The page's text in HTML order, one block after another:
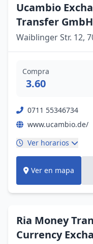
Ucambio
Transfer GmbH
Waiblinger Str. 12,
Compra
3.60
0711 55346734
www.ucambio.de/
Ver horarios
Ver en mapa
Ria Money
Currency